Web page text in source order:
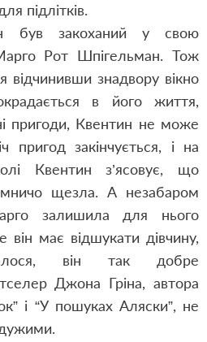
підлітків.
був закоханий у свою
Рот Шпігельман. Тож
відчинивши знадвору вікно
в його життя,
пригоди, Квентин не може
пригод закінчується, і на
Квентин з’ясовує, що
щезла. А незабаром
залишила для нього
він має відшукати дівчину,
він так добре
Джона Гріна, автора
і “У пошуках Аляски”, не